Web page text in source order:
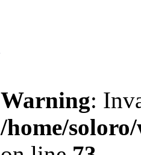
Warning:
/home/